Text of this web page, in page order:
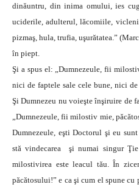
dinăuntru, din inima omului, ies
uciderile, adulterul, lăcomiile,
pizmaş, hula, trufia, uşurătatea.”
în piept.
Şi a spus el: „Dumnezeule, fii
nici de faptele sale cele bune, nici
Şi Dumnezeu nu voieşte înşiruire de
„Dumnezeule, fii milostiv mie,
Dumnezeule, eşti Doctorul şi eu
stă vindecarea şi numai singur
milostivirea este leacul tău. În
păcătosului!” e ca şi cum el spune